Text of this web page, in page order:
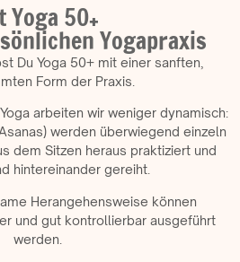
50+
Yogapraxis
Du Yoga 50+ mit einer sanften,
Form der Praxis.
arbeiten wir weniger dynamisch:
werden überwiegend einzeln
dem Sitzen heraus praktiziert und
hintereinander gereiht.
Herangehensweise können
und gut kontrollierbar ausgeführt
werden.